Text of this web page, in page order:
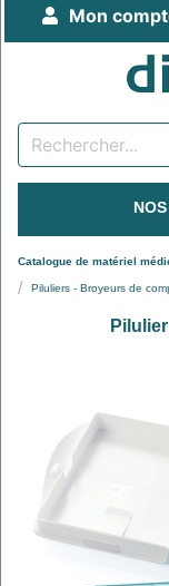
Mon
Catalogue de matériel
Piluliers - Broyeurs de